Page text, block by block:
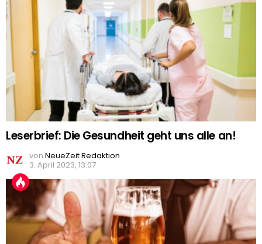
Leserbrief: Die Gesundheit geht uns alle an!
von NeueZeit Redaktion
3. April 2023, 13:07